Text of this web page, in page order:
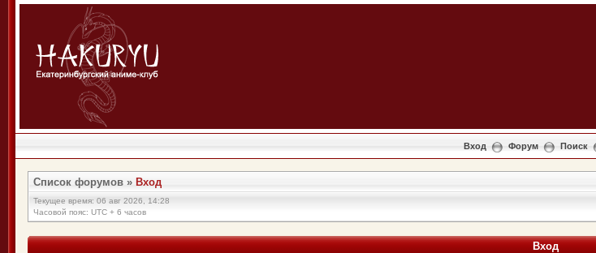
Вход Форум Поиск
Список форумов » Вход
Текущее время: 06 авг 2026, 14:28
Часовой пояс: UTC + 6 часов
Вход